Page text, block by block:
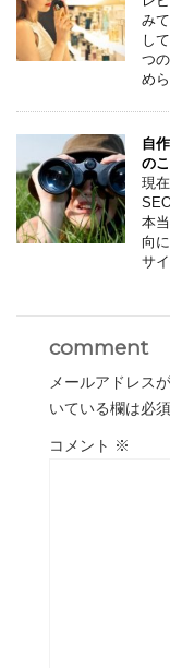
み
し
つ
め
自
の
現
本
向
サ
comment
メールアドレス
いている欄は必
コメント ※